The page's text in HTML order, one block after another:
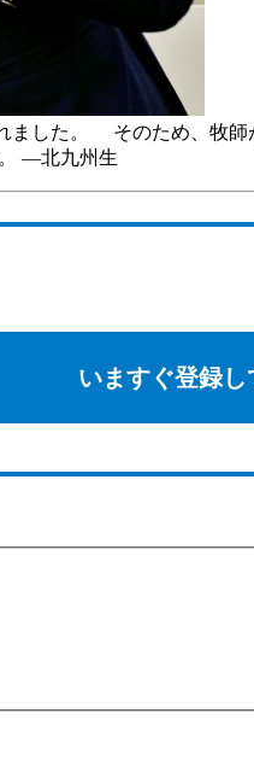
した。 そのため、牧
―北九州生
いますぐ登録